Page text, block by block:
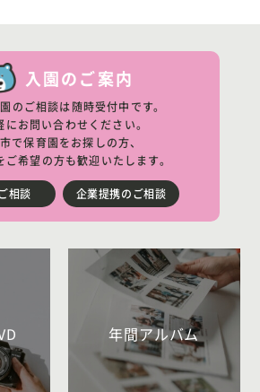
入園のご案内
のご相談は随時受付中です。
にお問い合わせください。
で保育園をお探しの方、
ご希望の方も歓迎いたします。
相談 企業提携のご相談
年間アルバム